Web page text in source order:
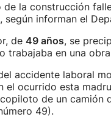
de la construcción
según informan el
de 49 años, se
trabajaba en una
accidente laboral
el ocurrido esta
de un camión
49).